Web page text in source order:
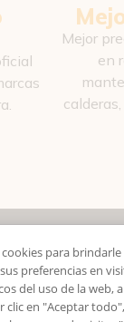
Mejor
en
Datos
para
preferencias en
del uso de la web,
clic en "Aceptar